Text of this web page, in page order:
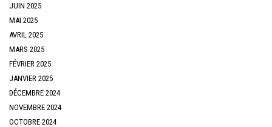
JUIN 2025
MAI 2025
AVRIL 2025
MARS 2025
FÉVRIER 2025
JANVIER 2025
DÉCEMBRE 2024
NOVEMBRE 2024
OCTOBRE 2024